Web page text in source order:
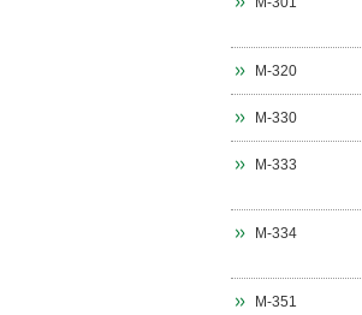
M-320
M-330
M-333
M-334
M-351